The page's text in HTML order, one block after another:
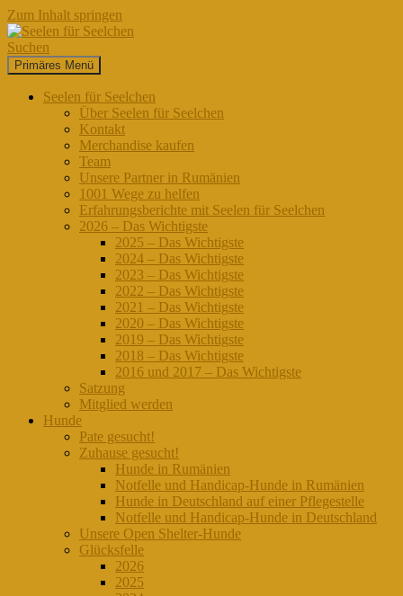
Zum Inhalt springen
Seelen für Seelchen
Suchen
Primäres Menü
Seelen für Seelchen
Über Seelen für Seelchen
Kontakt
Merchandise kaufen
Team
Unsere Partner in Rumänien
1001 Wege zu helfen
Erfahrungsberichte mit Seelen für Seelchen
2026 – Das Wichtigste
2025 – Das Wichtigste
2024 – Das Wichtigste
2023 – Das Wichtigste
2022 – Das Wichtigste
2021 – Das Wichtigste
2020 – Das Wichtigste
2019 – Das Wichtigste
2018 – Das Wichtigste
2016 und 2017 – Das Wichtigste
Satzung
Mitglied werden
Hunde
Pate gesucht!
Zuhause gesucht!
Hunde in Rumänien
Notfelle und Handicap-Hunde in Rumänien
Hunde in Deutschland auf einer Pflegestelle
Notfelle und Handicap-Hunde in Deutschland
Unsere Open Shelter-Hunde
Glücksfelle
2026
2025